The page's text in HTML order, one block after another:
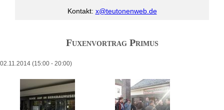
Kontakt: x@teutonenweb.de
Fuxenvortrag Primus
02.11.2014 (15:00 - 20:00)